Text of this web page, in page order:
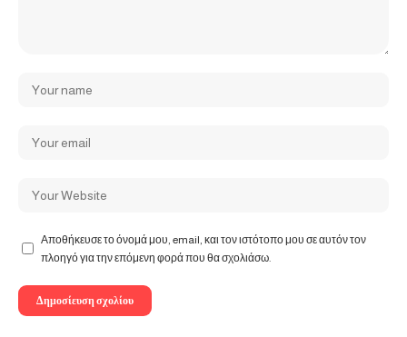
Αποθήκευσε το όνομά μου, email, και τον ιστότοπο μου σε αυτόν τον
πλοηγό για την επόμενη φορά που θα σχολιάσω.